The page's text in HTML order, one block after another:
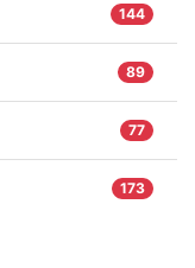
144
89
77
173